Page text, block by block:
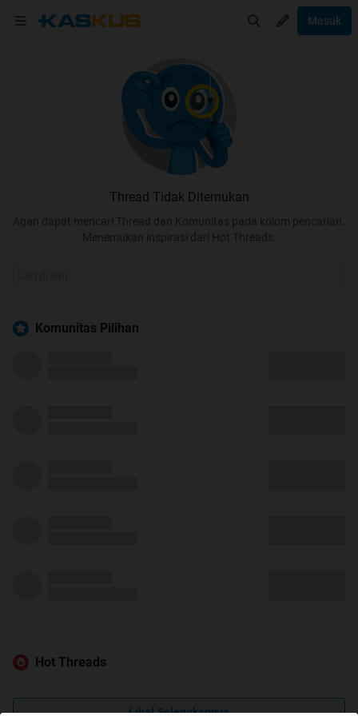
Masuk
Thread Tidak Ditemukan
Agan dapat mencari Thread dan Komunitas pada kolom pencarian.
Menemukan inspirasi dari Hot Threads.
Komunitas Pilihan
Hot Threads
Lihat Selengkapnya